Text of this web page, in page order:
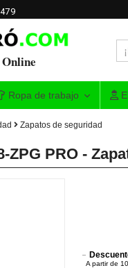
Ropa de trabajo
Zapatos de seguridad
ZPG PRO -
A partir de